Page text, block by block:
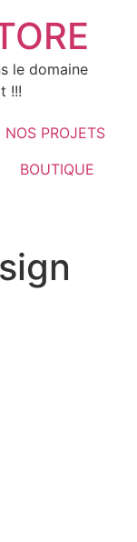
le domaine
!!!
NOS PROJETS
BOUTIQUE